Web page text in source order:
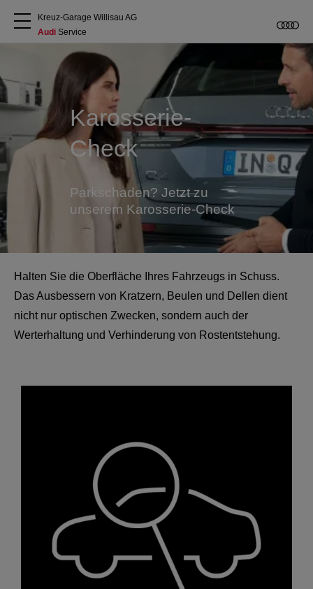
Über uns
Audi kaufen
Service & Reparatur
Audi Original Zubehör
Geschäftskunden
Kreuz-Garage Willisau AG
Audi Service
Karosserie-
Check
Parkschaden? Jetzt zu
unserem Karosserie-Check
Halten Sie die Oberfläche Ihres Fahrzeugs in Schuss.
Das Ausbessern von Kratzern, Beulen und Dellen dient
nicht nur optischen Zwecken, sondern auch der
Werterhaltung und Verhinderung von Rostentstehung.